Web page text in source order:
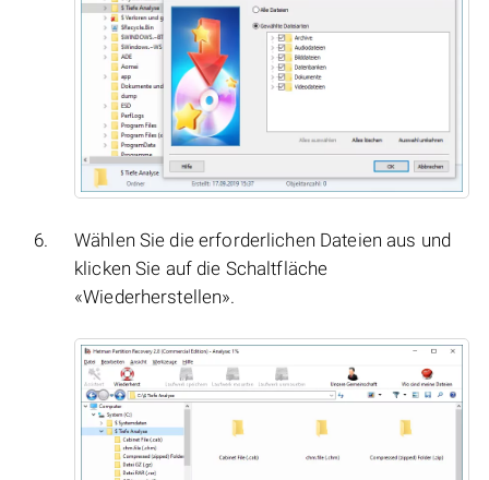
Wählen Sie die erforderlichen Dateien aus und
klicken Sie auf die Schaltfläche
«Wiederherstellen».